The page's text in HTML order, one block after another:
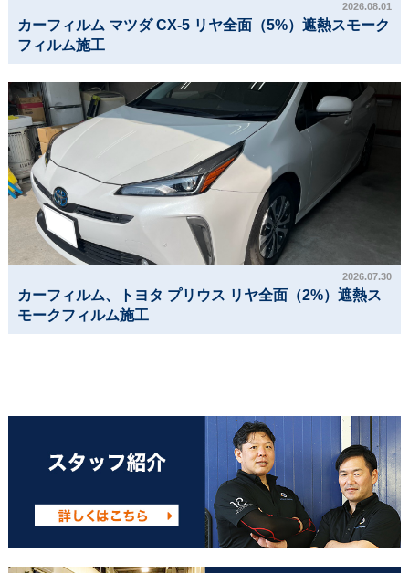
2026.08.01
カーフィルム マツダ CX-5 リヤ全面（5%）遮熱スモーク
フィルム施工
2026.07.30
カーフィルム、トヨタ プリウス リヤ全面（2%）遮熱ス
モークフィルム施工